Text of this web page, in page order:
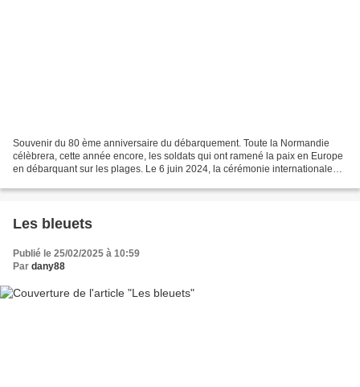
Souvenir du 80 ème anniversaire du débarquement. Toute la Normandie
célèbrera, cette année encore, les soldats qui ont ramené la paix en Europe
en débarquant sur les plages. Le 6 juin 2024, la cérémonie internationale
Les bleuets
Publié le 25/02/2025 à 10:59
Par dany88